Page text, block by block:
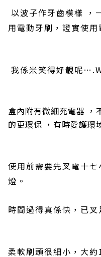
以波子作牙齒模樣 ，
用電動牙刷 ， 證實使用
我係米笑得好靚呢
盒內附有微細充電器 ，
的更環保 ，有時愛護環
使用前需要先叉電十七
燈 。
時間過得真係快 ，已
柔軟刷頭很細小 ，大